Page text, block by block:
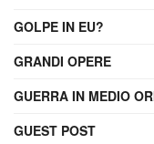
GOLPE IN EU?
GRANDI OPERE
GUERRA IN MEDIO
GUEST POST